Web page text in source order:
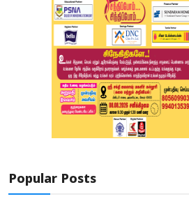
Popular Posts